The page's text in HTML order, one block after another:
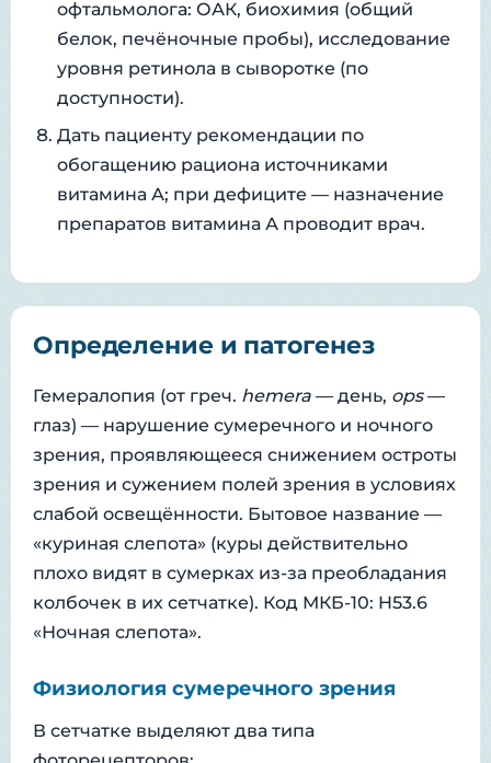
офтальмолога: ОАК, биохимия (общий
белок, печёночные пробы), исследование
уровня ретинола в сыворотке (по
доступности).
Дать пациенту рекомендации по
обогащению рациона источниками
витамина А; при дефиците — назначение
препаратов витамина А проводит врач.
Определение и патогенез
Гемералопия (от греч. hemera — день, ops—
глаз) — нарушение сумеречного и ночного
зрения, проявляющееся снижением остроты
зрения и сужением полей зрения в условиях
слабой освещённости. Бытовое название —
«куриная слепота» (куры действительно
плохо видят в сумерках из-за преобладания
колбочек в их сетчатке). Код МКБ-10: H53.6
«Ночная слепота».
Физиология сумеречного зрения
В сетчатке выделяют два типа